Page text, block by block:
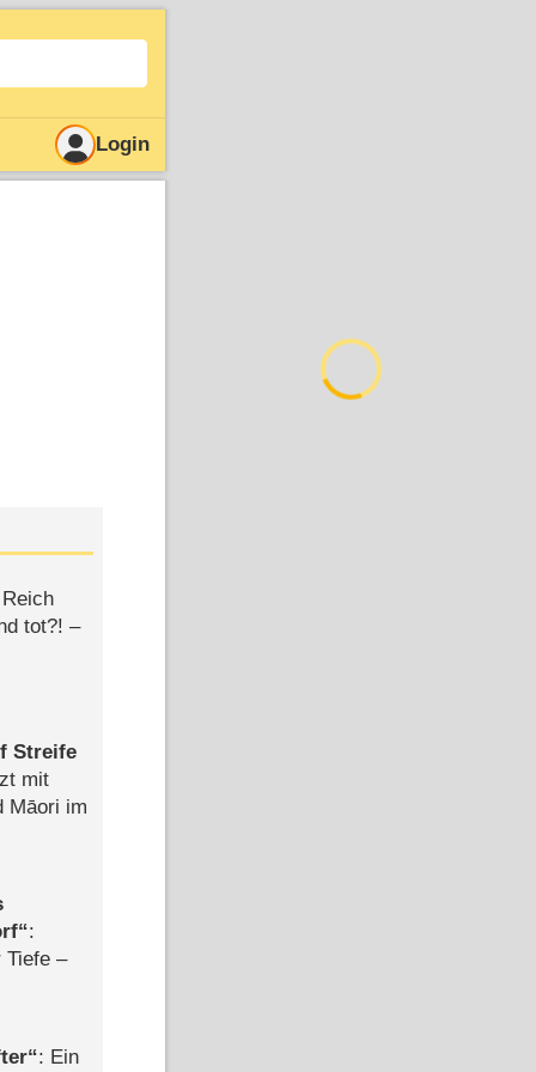
Login
tot?! –
Streife
mit
Māori im
:
Tiefe –
: Ein